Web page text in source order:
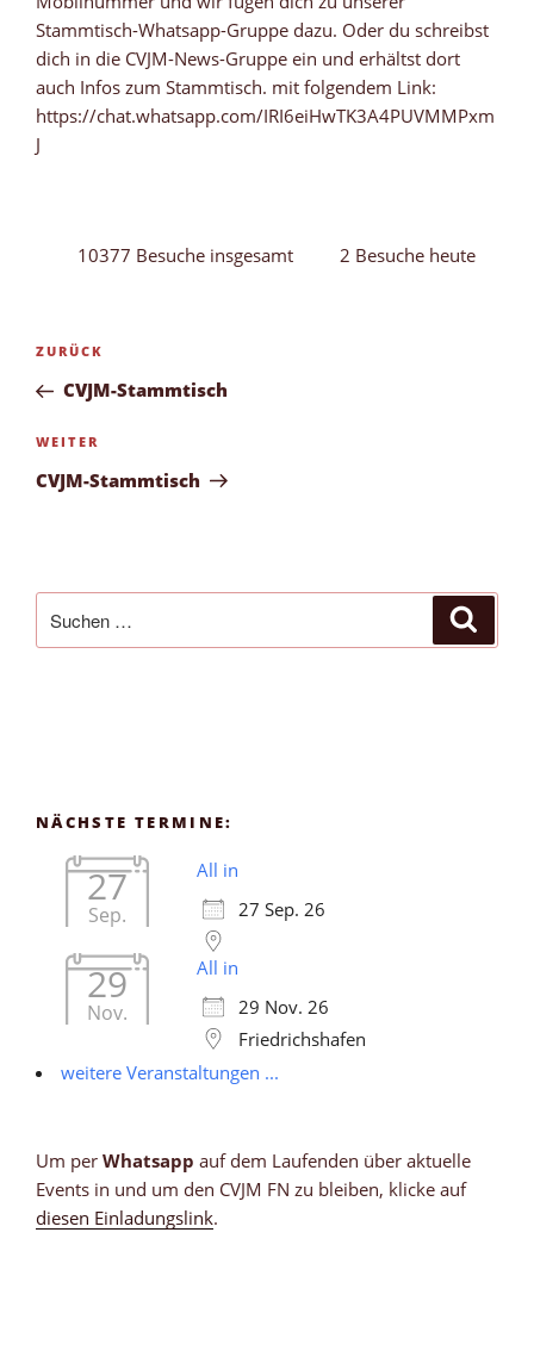
Stammtisch-Whatsapp-Gruppe dazu. Oder du schreibst
dich in die CVJM-News-Gruppe ein und erhältst dort
auch Infos zum Stammtisch. mit folgendem Link:
https://chat.whatsapp.com/IRI6eiHwTK3A4PUVMMPxm
J
10377 Besuche insgesamt 2 Besuche heute
Beitragsnavigation
Vorheriger
Beitrag
ZURÜCK
CVJM-Stammtisch
Nächster
Beitrag
WEITER
CVJM-Stammtisch
nach:
NÄCHSTE TERMINE:
27
Sep.
All in
27 Sep. 26
29
Nov.
All in
29 Nov. 26
Friedrichshafen
weitere Veranstaltungen ...
Um per Whatsapp auf dem Laufenden über aktuelle
Events in und um den CVJM FN zu bleiben, klicke auf
diesen Einladungslink.